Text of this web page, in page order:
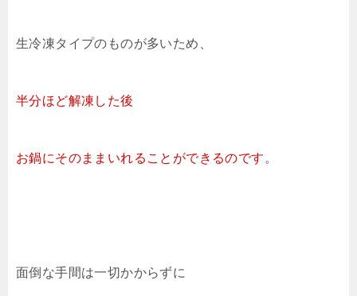
生冷凍タイプのものが多いため、
半分ほど解凍した後
お鍋にそのままいれることができるのです 。
面倒な手間は一切かからずに